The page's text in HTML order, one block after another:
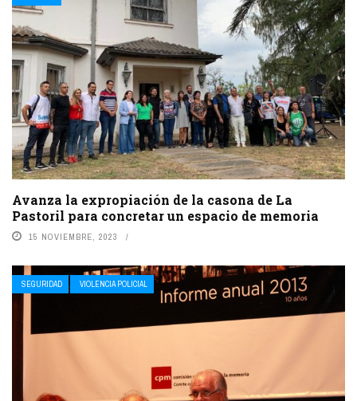
Avanza la expropiación de la casona de La
Pastoril para concretar un espacio de memoria
15 NOVIEMBRE, 2023
SEGURIDAD VIOLENCIA POLICIAL